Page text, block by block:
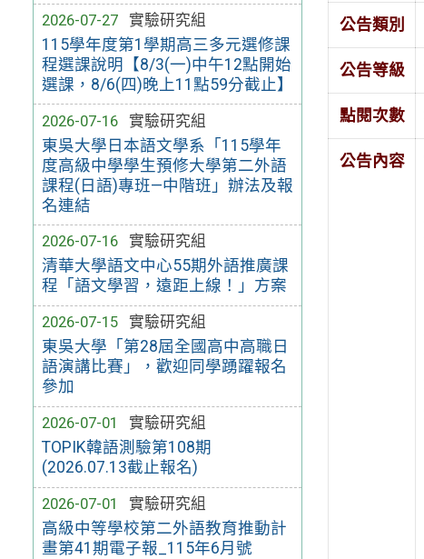
2026-07-27
實驗研究組
115學年度第1學期高三多元選修課
程選課說明【8/3(一)中午12點開始
選課，8/6(四)晚上11點59分截止】
2026-07-16
實驗研究組
東吳大學日本語文學系「115學年
度高級中學學生預修大學第二外語
課程(日語)專班—中階班」辦法及報
名連結
2026-07-16
實驗研究組
清華大學語文中心55期外語推廣課
程「語文學習，遠距上線！」方案
2026-07-15
實驗研究組
東吳大學「第28屆全國高中高職日
語演講比賽」，歡迎同學踴躍報名
參加
2026-07-01
實驗研究組
TOPIK韓語測驗第108期
(2026.07.13截止報名)
2026-07-01
實驗研究組
高級中等學校第二外語教育推動計
畫第41期電子報_115年6月號
公告類別
公告等級
點閱次數
公告內容